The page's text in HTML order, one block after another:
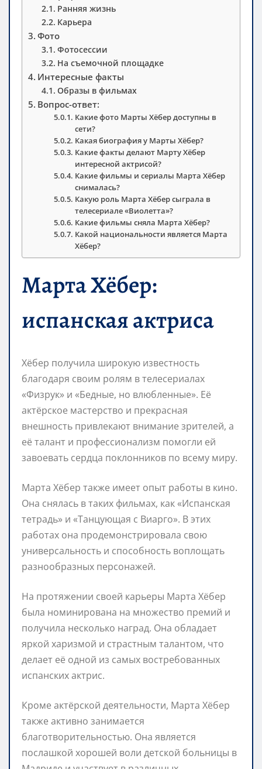
Ранняя жизнь
Карьера
Фото
Фотосессии
На съемочной площадке
Интересные факты
Образы в фильмах
Вопрос-ответ:
Какие фото Марты Хёбер доступны в
сети?
Какая биография у Марты Хёбер?
Какие факты делают Марту Хёбер
интересной актрисой?
Какие фильмы и сериалы Марта Хёбер
снималась?
Какую роль Марта Хёбер сыграла в
телесериале «Виолетта»?
Какие фильмы сняла Марта Хёбер?
Какой национальности является Марта
Хёбер?
Марта Хёбер:
испанская актриса
Хёбер получила широкую известность
благодаря своим ролям в телесериалах
«Физрук» и «Бедные, но влюбленные». Её
актёрское мастерство и прекрасная
внешность привлекают внимание зрителей, а
её талант и профессионализм помогли ей
завоевать сердца поклонников по всему миру.
Марта Хёбер также имеет опыт работы в кино.
Она снялась в таких фильмах, как «Испанская
тетрадь» и «Танцующая с Виарго». В этих
работах она продемонстрировала свою
универсальность и способность воплощать
разнообразных персонажей.
На протяжении своей карьеры Марта Хёбер
была номинирована на множество премий и
получила несколько наград. Она обладает
яркой харизмой и страстным талантом, что
делает её одной из самых востребованных
испанских актрис.
Кроме актёрской деятельности, Марта Хёбер
также активно занимается
благотворительностью. Она является
послашкой хорошей воли детской больницы в